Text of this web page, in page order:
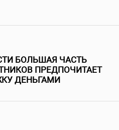
БОЛЬШАЯ ЧАСТЬ
ПРЕДПОЧИТАЕТ
ДЕНЬГАМИ